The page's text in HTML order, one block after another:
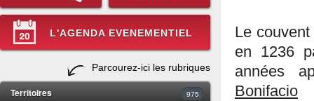
L'AGENDA EVENEMENTIEL
Parcourez-ici les rubriques
Territoires 975
Le
en 1236
années
Bonifacio